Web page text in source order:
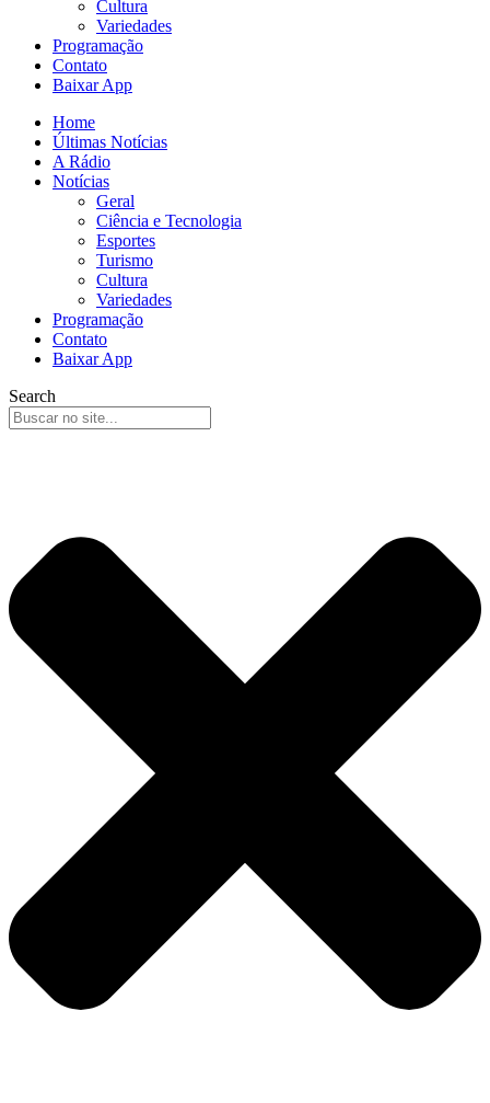
Cultura
Variedades
Programação
Contato
Baixar App
Home
Últimas Notícias
A Rádio
Notícias
Geral
Ciência e Tecnologia
Esportes
Turismo
Cultura
Variedades
Programação
Contato
Baixar App
Search